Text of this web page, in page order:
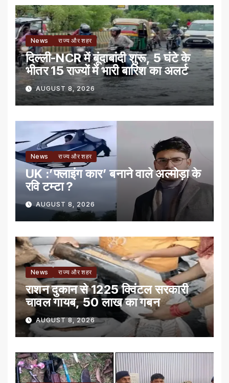
News राज्य और शहर
दिल्ली-NCR में बूंदाबांदी शुरू, 5 घंटे के
भीतर 15 राज्यों में भारी बारिश का अलर्ट
AUGUST 8, 2026
News राज्य और शहर
UK :’फ्लाइंग कार’ बनाने वाले अल्मोड़ा के
रवि टम्टा ?
AUGUST 8, 2026
News राज्य और शहर
राशन दुकान से 1225 क्विंटल सरकारी
चावल गायब, 50 लाख का गबन
AUGUST 8, 2026